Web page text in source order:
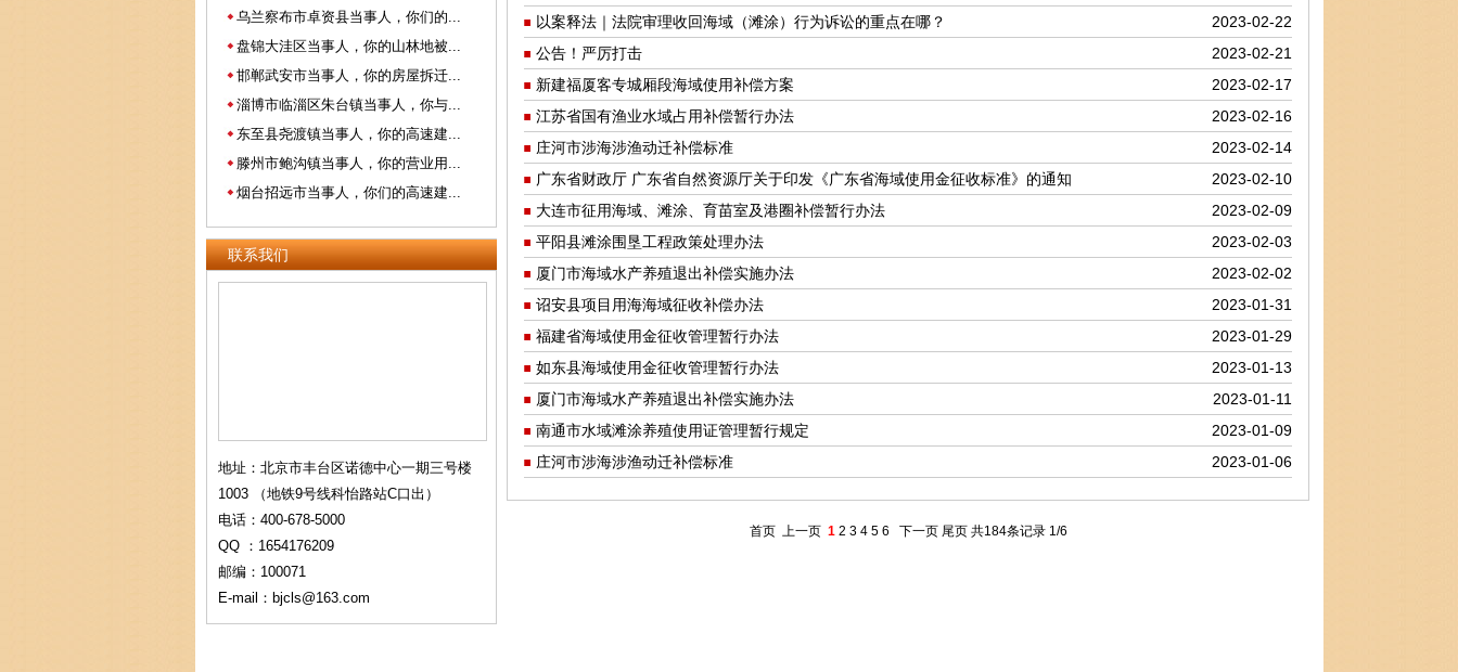
乌兰察布市卓资县当事人，你们的...
盘锦大洼区当事人，你的山林地被...
邯郸武安市当事人，你的房屋拆迁...
淄博市临淄区朱台镇当事人，你与...
东至县尧渡镇当事人，你的高速建...
滕州市鲍沟镇当事人，你的营业用...
烟台招远市当事人，你们的高速建...
联系我们
地址：北京市丰台区诺德中心一期三号楼
1003 （地铁9号线科怡路站C口出）
电话：400-678-5000
QQ ：1654176209
邮编：100071
E-mail：bjcls@163.com
以案释法｜法院审理收回海域（滩涂）行为诉讼的重点在哪？
2023-02-22
公告！严厉打击
2023-02-21
新建福厦客专城厢段海域使用补偿方案
2023-02-17
江苏省国有渔业水域占用补偿暂行办法
2023-02-16
庄河市涉海涉渔动迁补偿标准
2023-02-14
广东省财政厅 广东省自然资源厅关于印发《广东省海域使用金征收标准》的通知
2023-02-10
大连市征用海域、滩涂、育苗室及港圈补偿暂行办法
2023-02-09
平阳县滩涂围垦工程政策处理办法
2023-02-03
厦门市海域水产养殖退出补偿实施办法
2023-02-02
诏安县项目用海海域征收补偿办法
2023-01-31
福建省海域使用金征收管理暂行办法
2023-01-29
如东县海域使用金征收管理暂行办法
2023-01-13
厦门市海域水产养殖退出补偿实施办法
2023-01-11
南通市水域滩涂养殖使用证管理暂行规定
2023-01-09
庄河市涉海涉渔动迁补偿标准
2023-01-06
首页 上一页 1 2 3 4 5 6 下一页 尾页共184条记录 1/6